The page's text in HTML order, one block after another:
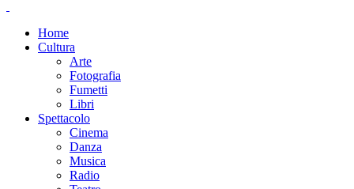
Home
Cultura
Arte
Fotografia
Fumetti
Libri
Spettacolo
Cinema
Danza
Musica
Radio